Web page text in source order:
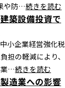
や防…続きを読む
築設備投資で
小企業経営強化税
担の軽減により、
業…続きを読む
造業への影響